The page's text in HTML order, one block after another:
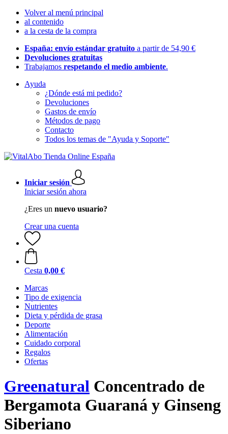
Volver al menú principal
al contenido
a la cesta de la compra
España: envío estándar gratuito a partir de 54,90 €
Devoluciones gratuitas
Trabajamos respetando el medio ambiente.
Ayuda
¿Dónde está mi pedido?
Devoluciones
Gastos de envío
Métodos de pago
Contacto
Todos los temas de "Ayuda y Soporte"
Iniciar sesión
Iniciar sesión ahora
¿Eres un nuevo usuario?
Crear una cuenta
Cesta 0,00 €
Marcas
Tipo de exigencia
Nutrientes
Dieta y pérdida de grasa
Deporte
Alimentación
Cuidado corporal
Regalos
Ofertas
Greenatural Concentrado de
Bergamota Guaraná y Ginseng
Siberiano